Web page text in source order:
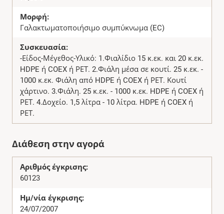
Μορφή:
Γαλακτωματοποιήσιμο συμπύκνωμα (EC)
Συσκευασία:
-Είδος-Μέγεθος-Υλικό: 1.Φιαλίδιο 15 κ.εκ. και 20 κ.εκ.
HDPE ή COEX ή ΡΕΤ. 2.Φιάλη μέσα σε κουτί. 25 κ.εκ. -
1000 κ.εκ. Φιάλη από HDPE ή COEX ή ΡΕΤ. Κουτί
χάρτινο. 3.Φιάλη. 25 κ.εκ. - 1000 κ.εκ. HDPE ή COEX ή
ΡΕΤ. 4.Δοχείο. 1,5 λίτρα - 10 λίτρα. HDPE ή COEX ή
ΡΕΤ.
Διάθεση στην αγορά
Αριθμός έγκρισης:
60123
Ημ/νία έγκρισης:
24/07/2007